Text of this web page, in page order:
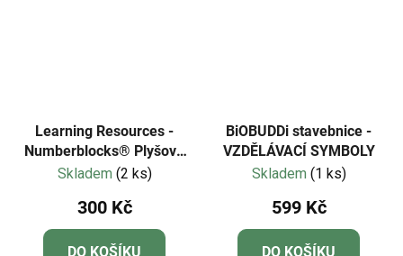
Learning Resources -
Numberblocks® Plyšová
jednička
Skladem (2 ks)
300 Kč
DO KOŠÍKU
BiOBUDDi stavebnice -
VZDĚLÁVACÍ SYMBOLY
Skladem (1 ks)
599 Kč
DO KOŠÍKU